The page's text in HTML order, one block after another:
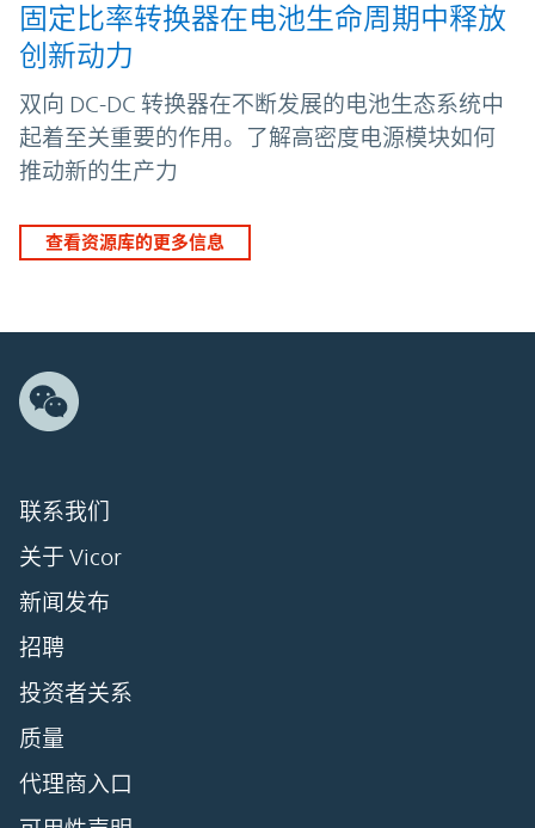
固定比率转换器在电池生命周期中释放
创新动力
双向 DC-DC 转换器在不断发展的电池生态系统中
起着至关重要的作用。了解高密度电源模块如何
推动新的生产力
查看资源库的更多信息
联系我们
关于 Vicor
新闻发布
招聘
投资者关系
质量
代理商入口